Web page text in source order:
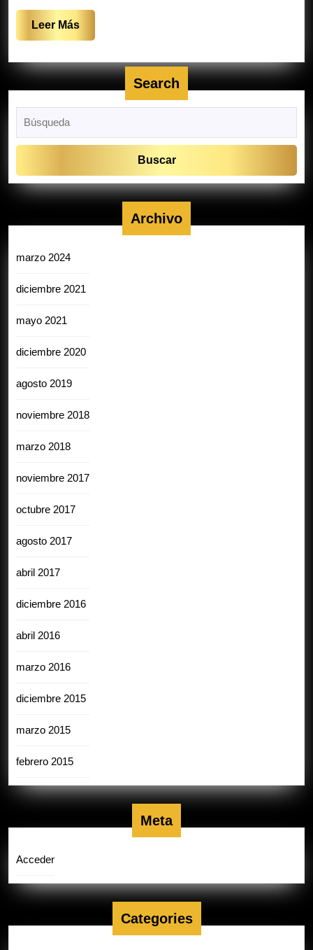
Leer MásLeer
Más
Search
Archivo
marzo 2024
diciembre 2021
mayo 2021
diciembre 2020
agosto 2019
noviembre 2018
marzo 2018
noviembre 2017
octubre 2017
agosto 2017
abril 2017
diciembre 2016
abril 2016
marzo 2016
diciembre 2015
marzo 2015
febrero 2015
Meta
Acceder
Categories